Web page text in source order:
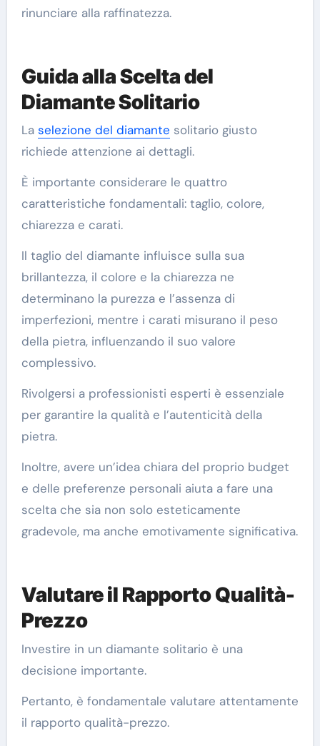
rinunciare alla raffinatezza.
Guida alla Scelta del
Diamante Solitario
La selezione del diamante solitario giusto
richiede attenzione ai dettagli.
È importante considerare le quattro
caratteristiche fondamentali: taglio, colore,
chiarezza e carati.
Il taglio del diamante influisce sulla sua
brillantezza, il colore e la chiarezza ne
determinano la purezza e l’assenza di
imperfezioni, mentre i carati misurano il peso
della pietra, influenzando il suo valore
complessivo.
Rivolgersi a professionisti esperti è essenziale
per garantire la qualità e l’autenticità della
pietra.
Inoltre, avere un’idea chiara del proprio budget
e delle preferenze personali aiuta a fare una
scelta che sia non solo esteticamente
gradevole, ma anche emotivamente significativa.
Valutare il Rapporto Qualità-
Prezzo
Investire in un diamante solitario è una
decisione importante.
Pertanto, è fondamentale valutare attentamente
il rapporto qualità-prezzo.